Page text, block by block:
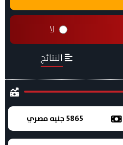
لا
النتائج
5865 جنيه مصري